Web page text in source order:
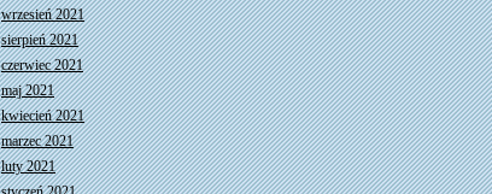
wrzesień 2021
sierpień 2021
czerwiec 2021
maj 2021
kwiecień 2021
marzec 2021
luty 2021